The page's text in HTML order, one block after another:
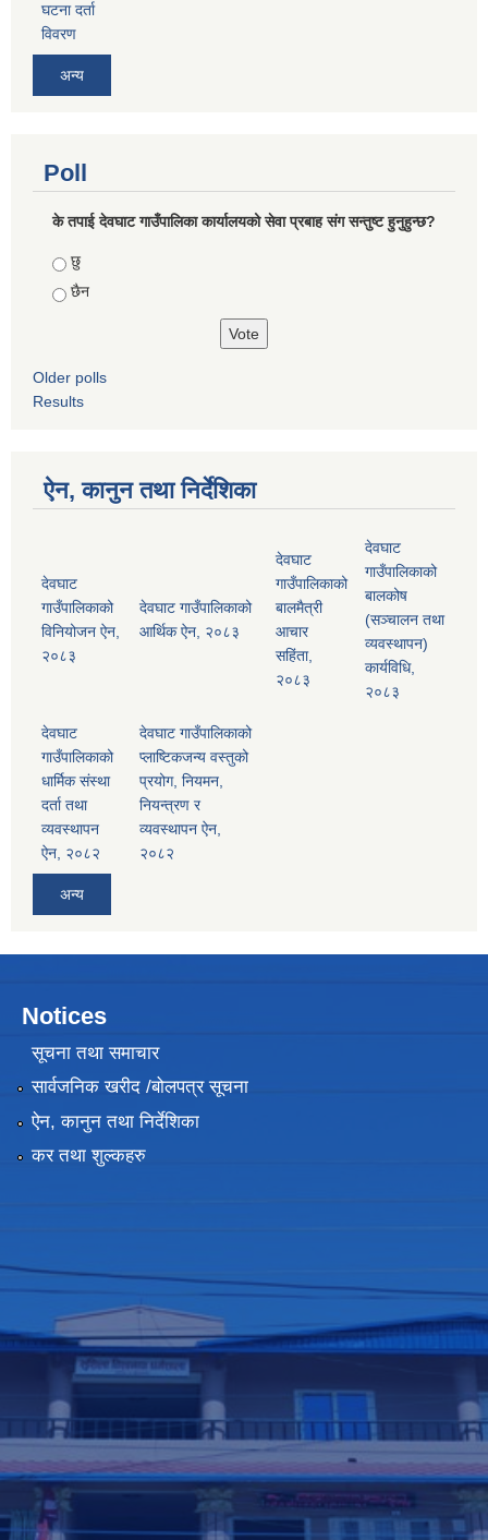
घटना दर्ता
विवरण
अन्य
Poll
के तपाई देवघाट गाउँपालिका कार्यालयको सेवा प्रबाह संग सन्तुष्ट हुनुहुन्छ?
Choices
छु
छैन
Older polls
Results
ऐन, कानुन तथा निर्देशिका
देवघाट
गाउँपालिकाको
विनियोजन ऐन,
२०८३
देवघाट गाउँपालिकाको
आर्थिक ऐन, २०८३
देवघाट
गाउँपालिकाको
बालमैत्री
आचार
सहिंता,
२०८३
देवघाट
गाउँपालिकाको
बालकोष
(सञ्चालन तथा
व्यवस्थापन)
कार्यविधि,
२०८३
देवघाट
गाउँपालिकाको
धार्मिक संस्था
दर्ता तथा
व्यवस्थापन
ऐन, २०८२
देवघाट गाउँपालिकाको
प्लाष्टिकजन्य वस्तुको
प्रयोग, नियमन,
नियन्त्रण र
व्यवस्थापन ऐन,
२०८२
अन्य
Notices
सूचना तथा समाचार
सार्वजनिक खरीद /बोलपत्र सूचना
ऐन, कानुन तथा निर्देशिका
कर तथा शुल्कहरु